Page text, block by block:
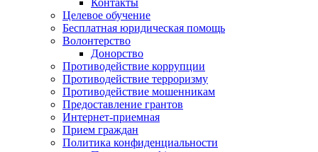
Контакты
Целевое обучение
Бесплатная юридическая помощь
Волонтерство
Донорство
Противодействие коррупции
Противодействие терроризму
Противодействие мошенникам
Предоставление грантов
Интернет-приемная
Прием граждан
Политика конфиденциальности